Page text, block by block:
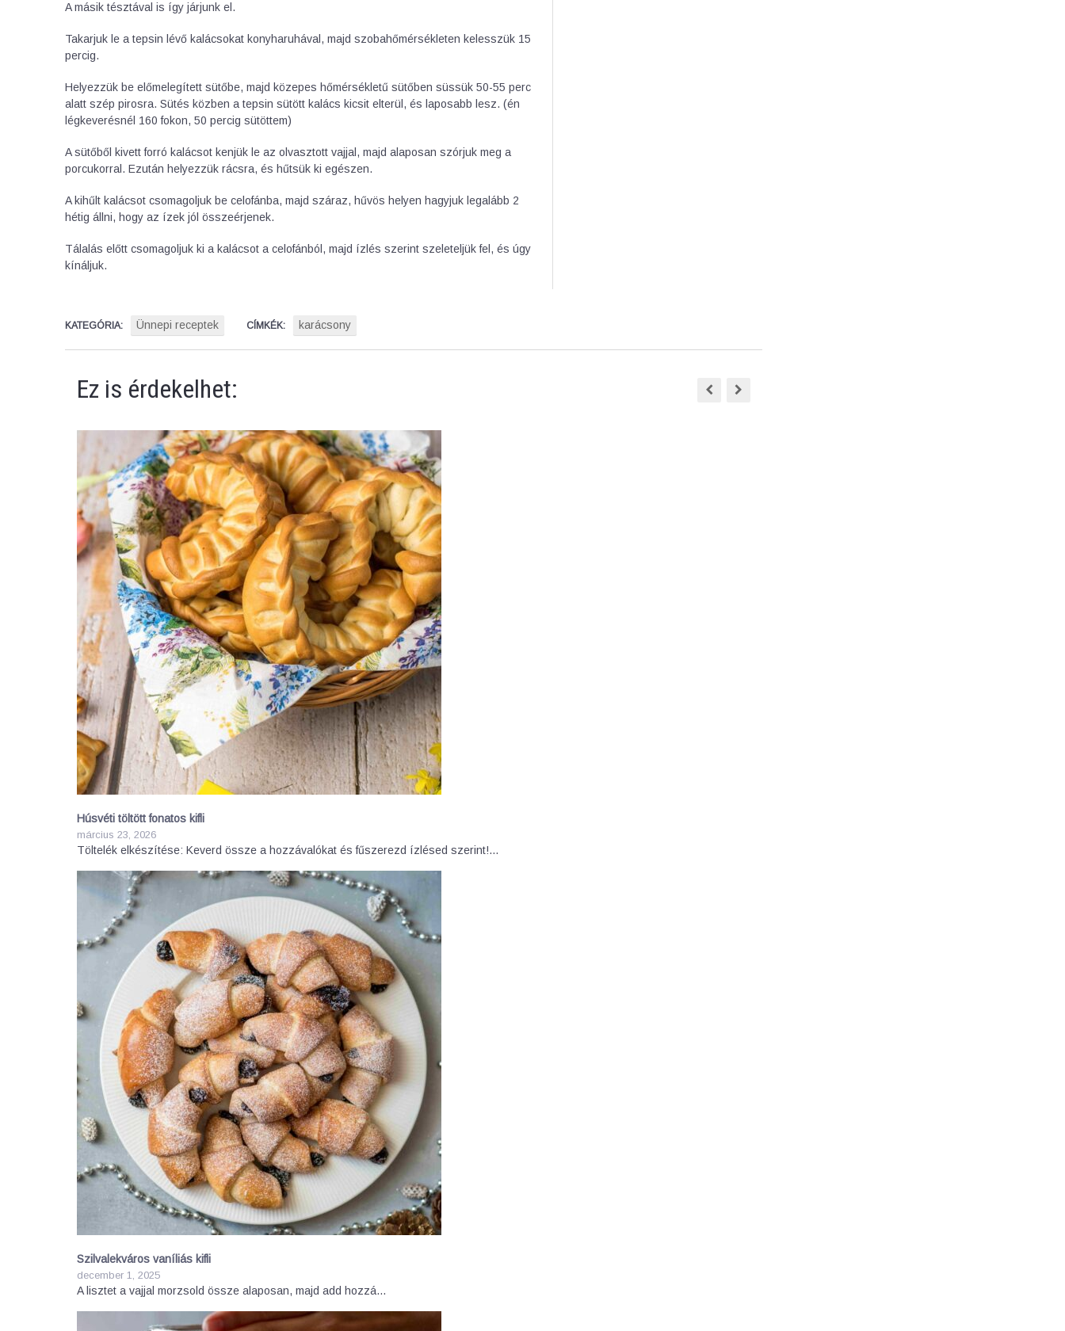
A másik tésztával is így járjunk el.
Takarjuk le a tepsin lévő kalácsokat konyharuhával, majd szobahőmérsékleten kelesszük 15
percig.
Helyezzük be előmelegített sütőbe, majd közepes hőmérsékletű sütőben süssük 50-55 perc
alatt szép pirosra. Sütés közben a tepsin sütött kalács kicsit elterül, és laposabb lesz. (én
légkeverésnél 160 fokon, 50 percig sütöttem)
A sütőből kivett forró kalácsot kenjük le az olvasztott vajjal, majd alaposan szórjuk meg a
porcukorral. Ezután helyezzük rácsra, és hűtsük ki egészen.
A kihűlt kalácsot csomagoljuk be celofánba, majd száraz, hűvös helyen hagyjuk legalább 2
hétig állni, hogy az ízek jól összeérjenek.
Tálalás előtt csomagoljuk ki a kalácsot a celofánból, majd ízlés szerint szeleteljük fel, és úgy
kínáljuk.
KATEGÓRIA: Ünnepi receptek CÍMKÉK: karácsony
Ez is érdekelhet:
Húsvéti töltött fonatos kifli
március 23, 2026
Töltelék elkészítése: Keverd össze a hozzávalókat és fűszerezd ízlésed szerint!…
Szilvalekváros vaníliás kifli
december 1, 2025
A lisztet a vajjal morzsold össze alaposan, majd add hozzá…